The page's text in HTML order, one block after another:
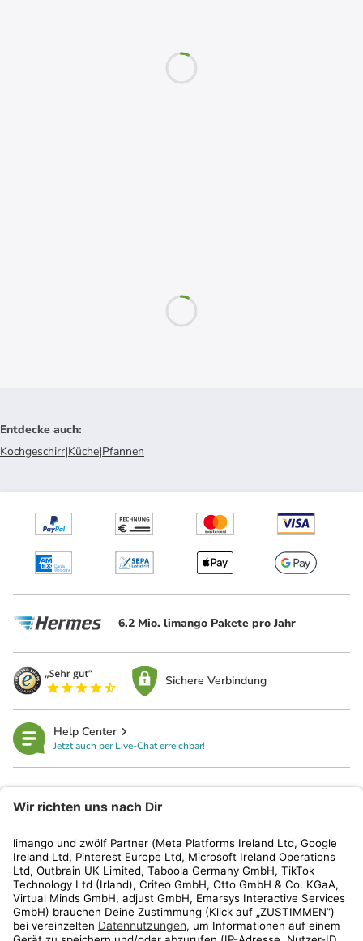
Entdecke auch:
Kochgeschirr|Küche|Pfannen
6.2 Mio. limango Pakete pro Jahr
Sichere Verbindung
Help Center
Jetzt auch per Live-Chat erreichbar!
Kundenservice
Shop
Aktionen